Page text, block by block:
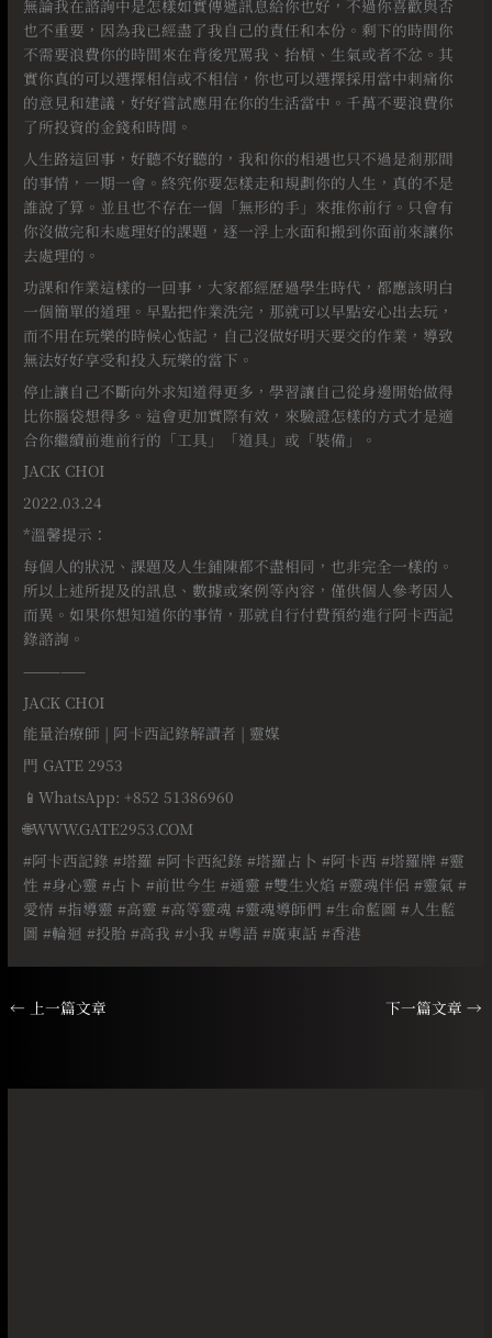
無論我在諮詢中是怎樣如實傳遞訊息給你也好，不過你喜歡與否
也不重要，因為我已經盡了我自己的責任和本份。剩下的時間你
不需要浪費你的時間來在背後咒罵我、抬槓、生氣或者不忿。其
實你真的可以選擇相信或不相信，你也可以選擇採用當中刺痛你
的意見和建議，好好嘗試應用在你的生活當中。千萬不要浪費你
了所投資的金錢和時間。
人生路這回事，好聽不好聽的，我和你的相遇也只不過是剎那間
的事情，一期一會。終究你要怎樣走和規劃你的人生，真的不是
誰說了算。並且也不存在一個「無形的手」來推你前行。只會有
你沒做完和未處理好的課題，逐一浮上水面和搬到你面前來讓你
去處理的。
功課和作業這樣的一回事，大家都經歷過學生時代，都應該明白
一個簡單的道理。早點把作業洗完，那就可以早點安心出去玩，
而不用在玩樂的時候心惦記，自己沒做好明天要交的作業，導致
無法好好享受和投入玩樂的當下。
停止讓自己不斷向外求知道得更多，學習讓自己從身邊開始做得
比你腦袋想得多。這會更加實際有效，來驗證怎樣的方式才是適
合你繼續前進前行的「工具」「道具」或「裝備」。
JACK CHOI
2022.03.24
*溫馨提示：
每個人的狀況、課題及人生鋪陳都不盡相同，也非完全一樣的。
所以上述所提及的訊息、數據或案例等內容，僅供個人參考因人
而異。如果你想知道你的事情，那就自行付費預約進行阿卡西記
錄諮詢。
—————
JACK CHOI
能量治療師 | 阿卡西記錄解讀者 | 靈媒
門 GATE 2953
📱WhatsApp: +852 51386960
🌐WWW.GATE2953.COM
#阿卡西記錄 #塔羅 #阿卡西紀錄 #塔羅占卜 #阿卡西 #塔羅牌 #靈
性 #身心靈 #占卜 #前世今生 #通靈 #雙生火焰 #靈魂伴侶 #靈氣 #
愛情 #指導靈 #高靈 #高等靈魂 #靈魂導師們 #生命藍圖 #人生藍
圖 #輪迴 #投胎 #高我 #小我 #粵語 #廣東話 #香港
← 上一篇文章 下一篇文章 →